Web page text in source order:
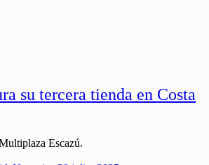
su tercera tienda en Costa
Escazú.